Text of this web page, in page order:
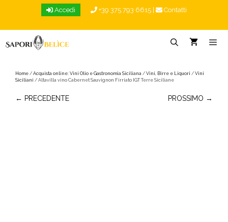
Accedi +39 375 793 6615 Contatti
Home / Acquista online: Vini Olio e Gastronomia Siciliana / Vini, Birre e Liquori / Vini
Siciliani / Altavilla vino Cabernet Sauvignon Firriato IGT Terre Siciliane
← PRECEDENTE PROSSIMO →